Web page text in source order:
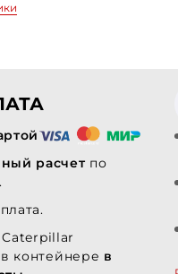
расчет по
Caterpillar
в контейнере в